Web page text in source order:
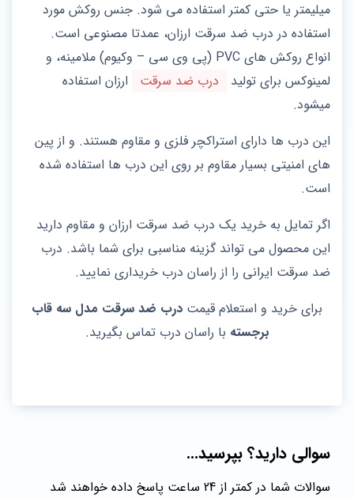
میلیمتر یا حتی کمتر استفاده می‌ شود. جنس روکش مورد
استفاده در درب ضد سرقت ارزان، عمدتا مصنوعی است.
انواع روکش های PVC (پی وی سی – وکیوم) ملامینه، و
لمینوکس برای تولید
درب ضد سرقت
ارزان استفاده
میشود.
این درب ها دارای استراکچر فلزی و مقاوم هستند. و از پین
های امنیتی بسیار مقاوم بر روی این درب ها استفاده شده
است.
اگر تمایل به خرید یک درب ضد سرقت ارزان و مقاوم دارید
این محصول می تواند گزینه مناسبی برای شما باشد. درب
ضد سرقت ایرانی را از راسان درب خریداری نمایید.
برای خرید و استعلام قیمت درب ضد سرقت مدل سه قاب
برجسته با راسان درب تماس بگیرید.
سوالی دارید؟ بپرسید...
سوالات شما در کمتر از 24 ساعت پاسخ داده خواهند شد